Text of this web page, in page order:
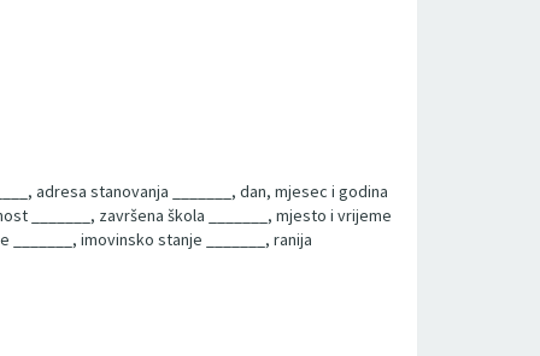
adresa stanovanja _______, dan, mjesec i godina
_______, završena škola _______, mjesto i vrijeme
imovinsko stanje _______, ranija